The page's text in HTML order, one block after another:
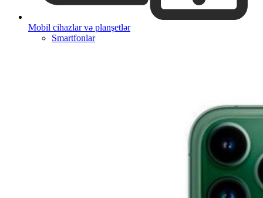
Mobil cihazlar və planşetlər
Smartfonlar